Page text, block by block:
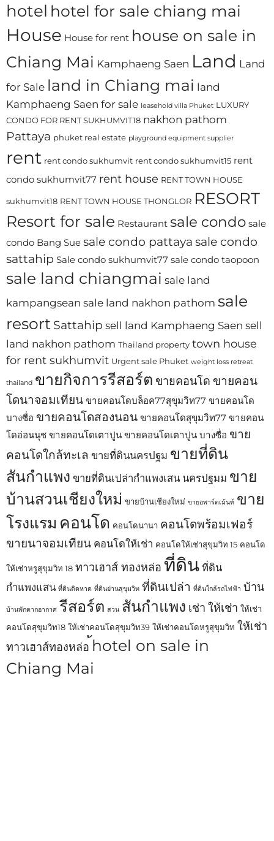
hotel hotel for sale chiang mai
House House for rent house on sale in
Chiang Mai Kamphaeng Saen Land Land
for Sale land in Chiang mai land
Kamphaeng Saen for sale leasehold villa Phuket LUXURY
CONDO FOR RENT SUKHUMVIT18 nakhon pathom
Pattaya phuket real estate playground equipment supplier
rent rent condo sukhumvit rent condo sukhumvit15 rent
condo sukhumvit77 rent house RENT TOWN HOUSE
sukhumvit18 RENT TOWN HOUSE THONGLOR RESORT
Resort for sale Restaurant sale condo sale
condo Bang Sue sale condo pattaya sale condo
sattahip Sale condo sukhumvit77 sale condo taopoon
sale land chiangmai sale land
kampangsean sale land nakhon pathom sale
resort Sattahip sell land Kamphaeng Saen sell
land nakhon pathom Thailand property town house
for rent sukhumvit Urgent sale Phuket weight loss retreat
thailand ขายกิจการรีสอร์ต ขายคอนโด ขายคอน
โดนาจอมเทียน ขายคอนโดบล็อค77สุขุมวิท77 ขายคอนโด
บางซื่อ ขายคอนโดสองนอน ขายคอนโดสุขุมวิท77 ขายคอน
โดอ่อนนุช ขายคอนโดเตาปูน ขายคอนโดเตาปูน บางซื่อ ขาย
คอนโดใกล้ทะเล ขายที่ดินนครปฐม ขายที่ดิน
สันกำแพง ขายที่ดินเปล่ากำแพงเสน นครปฐมม ขาย
บ้านสวนเชียงใหม่ ขายบ้านเชียงใหม่ ขายอพาร์ตเม้นท์ ขาย
โรงแรม คอนโด คอนโดนานา คอนโดพร้อมเฟอร์
ขายนาจอมเทียน คอนโดให้เช่า คอนโดให้เช่าสุขุมวิท 15 คอนโด
ให้เช่าหรูสุขุมวิท 18 ทาวเฮาส์ ทองหล่อ ที่ดิน ที่ดิน
กำแพงแสน ที่ดินติดหาด ที่ดินย่านสุขุมวิท ที่ดินเปล่า ที่ดินใกล้รถไฟฟ้า บ้าน
บ้านพักตากอากาศ รีสอร์ต สวน สันกำแพง เช่า ให้เช่า ให้เช่า
คอนโดสุขุมวิท18 ให้เช่าคอนโดสุขุมวิท39 ให้เช่าคอนโดหรูสุขุมวิท ให้เช่า
ทาวเฮาส์ทองหล่อ ้hotel on sale in
Chiang Mai